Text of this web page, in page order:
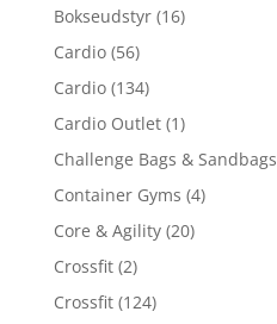
Bokseudstyr (16)
Cardio (56)
Cardio (134)
Cardio Outlet (1)
Challenge Bags & Sandbags
Container Gyms (4)
Core & Agility (20)
Crossfit (2)
Crossfit (124)